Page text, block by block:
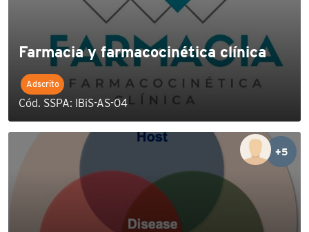
Farmacia y farmacocinética clínica
Adscrito
Cód. SSPA: IBiS-AS-04
+5